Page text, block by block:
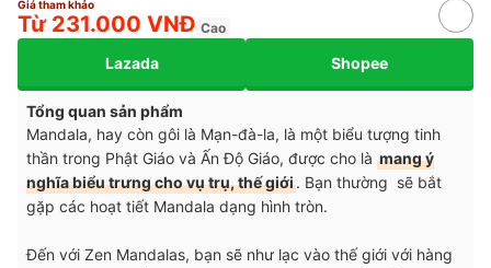
Giá tham khảo
Từ 231.000 VNĐ Cao
Lazada Shopee
Tổng quan sản phẩm
Mandala, hay còn gôi là Mạn-đà-la, là một biểu tượng tinh
thần trong Phật Giáo và Ấn Độ Giáo, được cho là mang ý
nghĩa biểu trưng cho vụ trụ, thế giới. Bạn thường sẽ bắt
gặp các hoạt tiết Mandala dạng hình tròn.
Đến với Zen Mandalas, bạn sẽ như lạc vào thế giới với hàng